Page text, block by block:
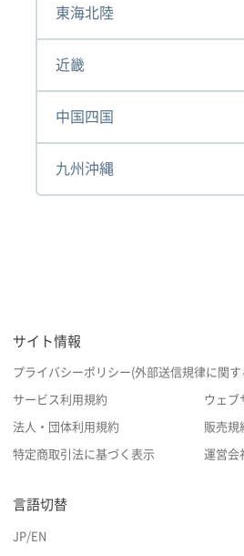
東海北陸
近畿
中国四国
九州沖縄
サイト情報
プライバシーポリシー(外部送信規律に関す
サービス利用規約 ウェブ
法人・団体利用規約 販売規
特定商取引法に基づく表示 運営会
言語切替
JP/EN